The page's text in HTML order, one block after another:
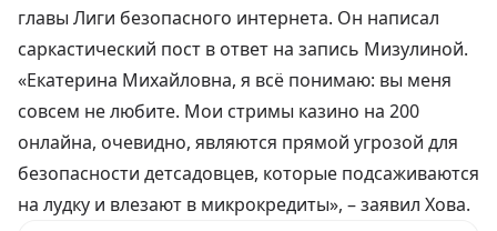
главы Лиги безопасного интернета. Он написал
саркастический пост в ответ на запись Мизулиной.
«Екатерина Михайловна, я всё понимаю: вы меня
совсем не любите. Мои стримы казино на 200
онлайна, очевидно, являются прямой угрозой для
безопасности детсадовцев, которые подсаживаются
на лудку и влезают в микрокредиты», – заявил Хова.